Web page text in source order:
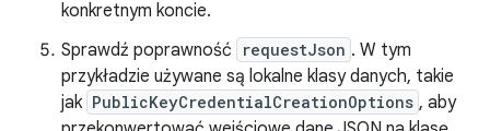
konkretnym koncie.
Sprawdź poprawność
requestJson . W tym
przykładzie używane są lokalne klasy danych, takie
jak PublicKeyCredentialCreationOptions , aby